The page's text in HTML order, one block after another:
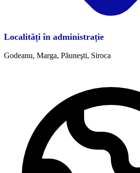
Localități în administrație
Godeanu, Marga, Păuneşti, Siroca